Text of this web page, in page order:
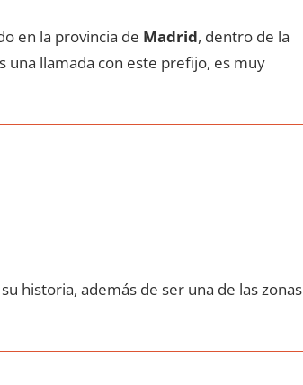
en la provincia dе Madrid, dentro dе la
una llamada сοn еstе prefijo, es muy
historia, además dе ser una dе las zonas